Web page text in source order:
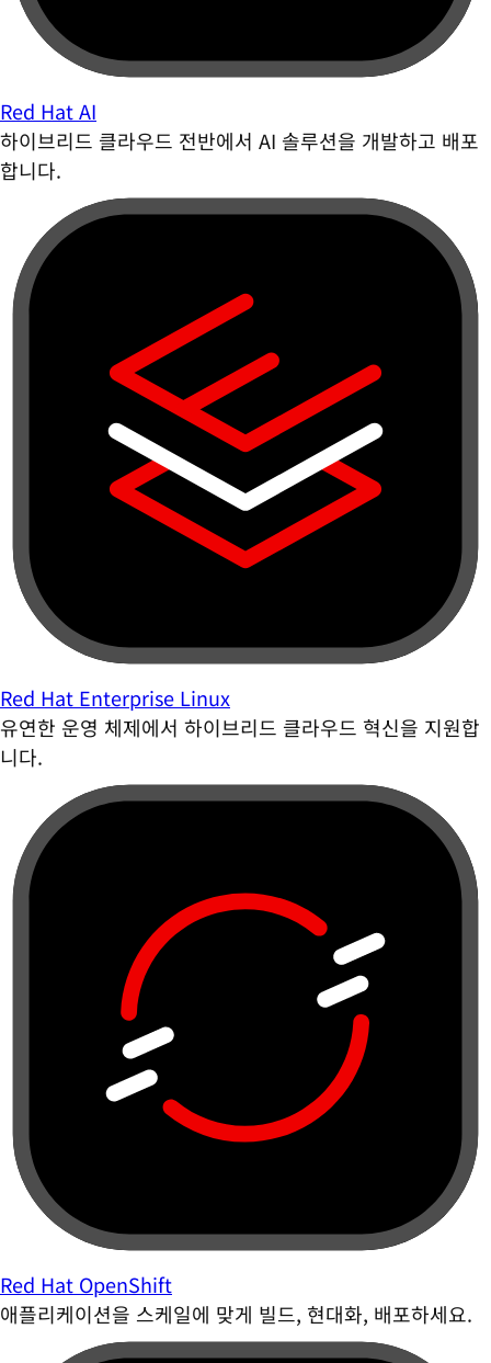
Red Hat AI
하이브리드 클라우드 전반에서 AI 솔루션을 개발하고 배포
합니다.
Red Hat Enterprise Linux
유연한 운영 체제에서 하이브리드 클라우드 혁신을 지원합
니다.
Red Hat OpenShift
애플리케이션을 스케일에 맞게 빌드, 현대화, 배포하세요.